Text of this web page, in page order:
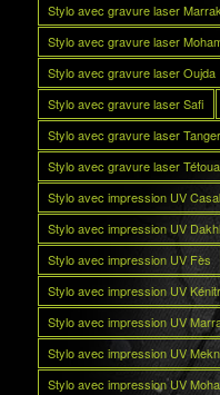
Stylo avec gravure laser
Stylo avec gravure laser
Stylo avec gravure laser Oujda
Stylo avec gravure laser Safi
Stylo avec gravure laser Tanger
Stylo avec gravure laser
Stylo avec impression UV
Stylo avec impression UV
Stylo avec impression UV Fès
Stylo avec impression UV
Stylo avec impression UV
Stylo avec impression UV
Stylo avec impression UV